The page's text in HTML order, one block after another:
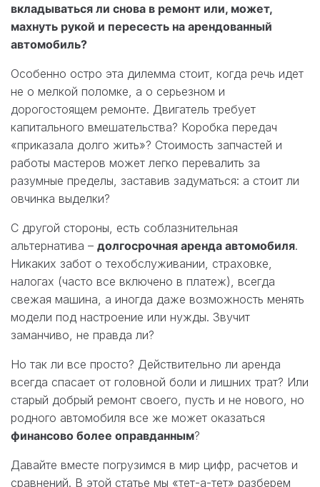
вкладываться ли снова в ремонт или, может,
махнуть рукой и пересесть на арендованный
автомобиль?
Особенно остро эта дилемма стоит, когда речь идет
не о мелкой поломке, а о серьезном и
дорогостоящем ремонте. Двигатель требует
капитального вмешательства? Коробка передач
«приказала долго жить»? Стоимость запчастей и
работы мастеров может легко перевалить за
разумные пределы, заставив задуматься: а стоит ли
овчинка выделки?
С другой стороны, есть соблазнительная
альтернатива – долгосрочная аренда автомобиля.
Никаких забот о техобслуживании, страховке,
налогах (часто все включено в платеж), всегда
свежая машина, а иногда даже возможность менять
модели под настроение или нужды. Звучит
заманчиво, не правда ли?
Но так ли все просто? Действительно ли аренда
всегда спасает от головной боли и лишних трат? Или
старый добрый ремонт своего, пусть и не нового, но
родного автомобиля все же может оказаться
финансово более оправданным?
Давайте вместе погрузимся в мир цифр, расчетов и
сравнений. В этой статье мы «тет-а-тет» разберем